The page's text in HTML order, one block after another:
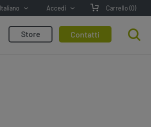
Italiano Accedi Carrello (0)
Store Contatti